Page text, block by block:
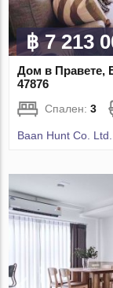
฿ 7 213
Дом в Правете,
47876
Спален:3
Baan Hunt Co. Ltd.